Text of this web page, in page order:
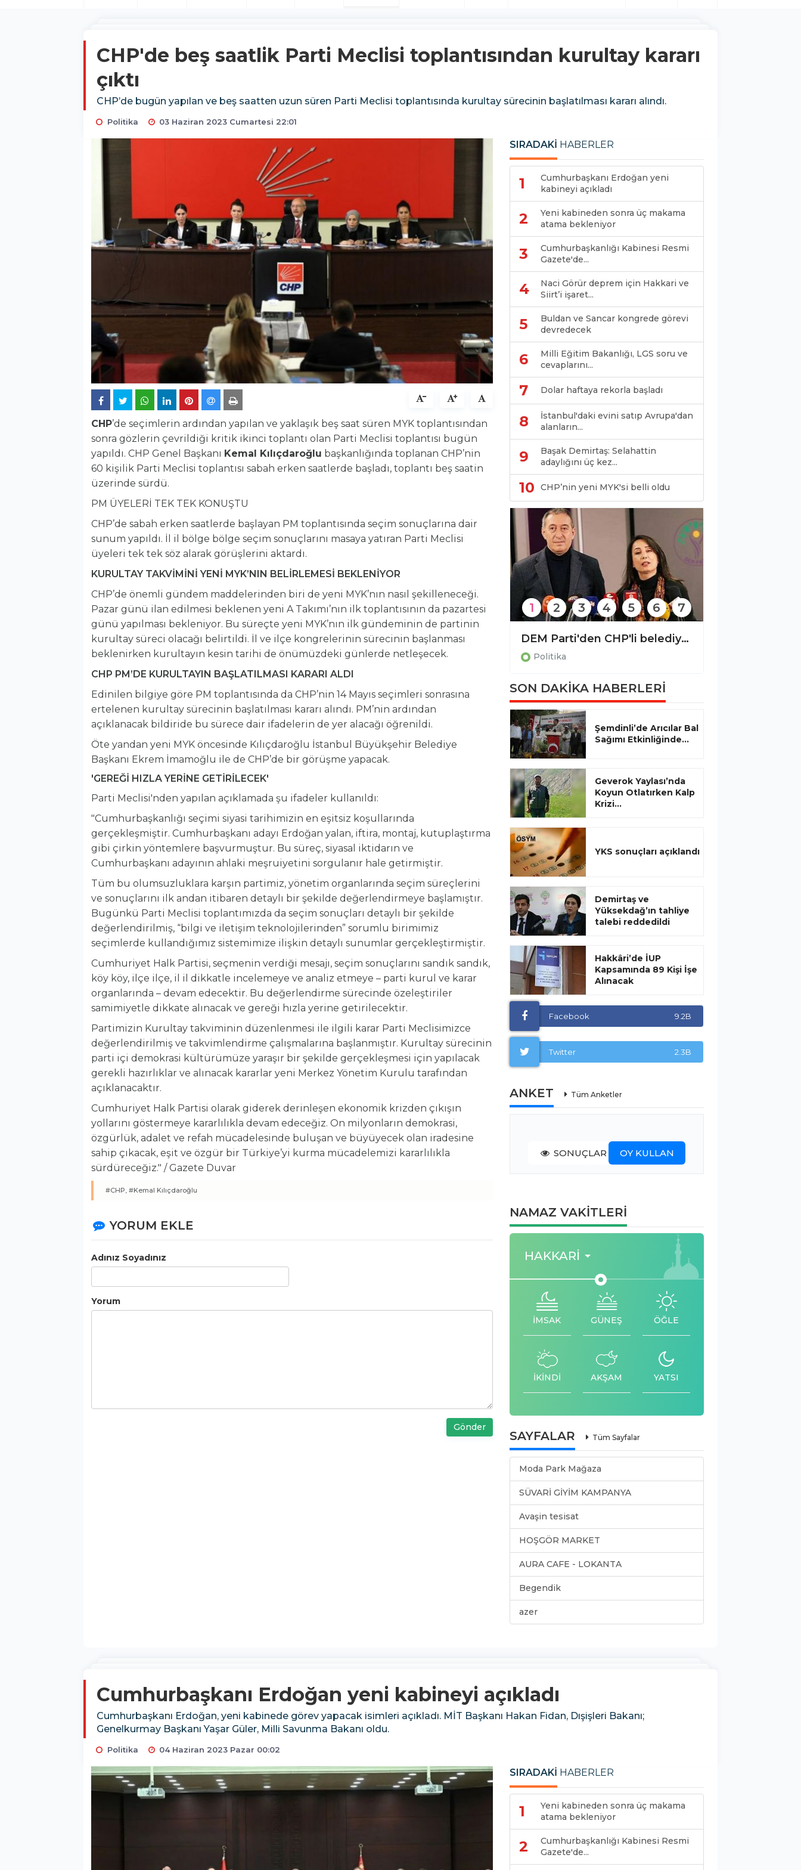
CHP'de beş saatlik Parti Meclisi toplantısından kurultay kararı
çıktı
CHP’de bugün yapılan ve beş saatten uzun süren Parti Meclisi toplantısında kurultay sürecinin başlatılması kararı alındı.
Politika 03 Haziran 2023 Cumartesi 22:01
CHP’de seçimlerin ardından yapılan ve yaklaşık beş saat süren MYK toplantısından
sonra gözlerin çevrildiği kritik ikinci toplantı olan Parti Meclisi toplantısı bugün
yapıldı. CHP Genel Başkanı Kemal Kılıçdaroğlu başkanlığında toplanan CHP’nin
60 kişilik Parti Meclisi toplantısı sabah erken saatlerde başladı, toplantı beş saatin
üzerinde sürdü.
PM ÜYELERİ TEK TEK KONUŞTU
CHP’de sabah erken saatlerde başlayan PM toplantısında seçim sonuçlarına dair
sunum yapıldı. İl il bölge bölge seçim sonuçlarını masaya yatıran Parti Meclisi
üyeleri tek tek söz alarak görüşlerini aktardı.
KURULTAY TAKVİMİNİ YENİ MYK’NIN BELİRLEMESİ BEKLENİYOR
CHP’de önemli gündem maddelerinden biri de yeni MYK’nın nasıl şekilleneceği.
Pazar günü ilan edilmesi beklenen yeni A Takımı’nın ilk toplantısının da pazartesi
günü yapılması bekleniyor. Bu süreçte yeni MYK’nın ilk gündeminin de partinin
kurultay süreci olacağı belirtildi. İl ve ilçe kongrelerinin sürecinin başlanması
beklenirken kurultayın kesin tarihi de önümüzdeki günlerde netleşecek.
CHP PM’DE KURULTAYIN BAŞLATILMASI KARARI ALDI
Edinilen bilgiye göre PM toplantısında da CHP’nin 14 Mayıs seçimleri sonrasına
ertelenen kurultay sürecinin başlatılması kararı alındı. PM’nin ardından
açıklanacak bildiride bu sürece dair ifadelerin de yer alacağı öğrenildi.
Öte yandan yeni MYK öncesinde Kılıçdaroğlu İstanbul Büyükşehir Belediye
Başkanı Ekrem İmamoğlu ile de CHP’de bir görüşme yapacak.
'GEREĞİ HIZLA YERİNE GETİRİLECEK'
Parti Meclisi'nden yapılan açıklamada şu ifadeler kullanıldı:
"Cumhurbaşkanlığı seçimi siyasi tarihimizin en eşitsiz koşullarında
gerçekleşmiştir. Cumhurbaşkanı adayı Erdoğan yalan, iftira, montaj, kutuplaştırma
gibi çirkin yöntemlere başvurmuştur. Bu süreç, siyasal iktidarın ve
Cumhurbaşkanı adayının ahlaki meşruiyetini sorgulanır hale getirmiştir.
Tüm bu olumsuzluklara karşın partimiz, yönetim organlarında seçim süreçlerini
ve sonuçlarını ilk andan itibaren detaylı bir şekilde değerlendirmeye başlamıştır.
Bugünkü Parti Meclisi toplantımızda da seçim sonuçları detaylı bir şekilde
değerlendirilmiş, “bilgi ve iletişim teknolojilerinden” sorumlu birimimiz
seçimlerde kullandığımız sistemimize ilişkin detaylı sunumlar gerçekleştirmiştir.
Cumhuriyet Halk Partisi, seçmenin verdiği mesajı, seçim sonuçlarını sandık sandık,
köy köy, ilçe ilçe, il il dikkatle incelemeye ve analiz etmeye – parti kurul ve karar
organlarında – devam edecektir. Bu değerlendirme sürecinde özeleştiriler
samimiyetle dikkate alınacak ve gereği hızla yerine getirilecektir.
Partimizin Kurultay takviminin düzenlenmesi ile ilgili karar Parti Meclisimizce
değerlendirilmiş ve takvimlendirme çalışmalarına başlanmıştır. Kurultay sürecinin
parti içi demokrasi kültürümüze yaraşır bir şekilde gerçekleşmesi için yapılacak
gerekli hazırlıklar ve alınacak kararlar yeni Merkez Yönetim Kurulu tarafından
açıklanacaktır.
Cumhuriyet Halk Partisi olarak giderek derinleşen ekonomik krizden çıkışın
yollarını göstermeye kararlılıkla devam edeceğiz. On milyonların demokrasi,
özgürlük, adalet ve refah mücadelesinde buluşan ve büyüyecek olan iradesine
sahip çıkacak, eşit ve özgür bir Türkiye’yi kurma mücadelemizi kararlılıkla
sürdüreceğiz." / Gazete Duvar
#CHP, #Kemal Kılıçdaroğlu
YORUM EKLE
Adınız Soyadınız
Yorum
Gönder
SIRADAKİ HABERLER
1
Cumhurbaşkanı Erdoğan yeni
kabineyi açıkladı
2
Yeni kabineden sonra üç makama
atama bekleniyor
3
Cumhurbaşkanlığı Kabinesi Resmi
Gazete'de...
4
Naci Görür deprem için Hakkari ve
Siirt’i işaret...
5
Buldan ve Sancar kongrede görevi
devredecek
6
Milli Eğitim Bakanlığı, LGS soru ve
cevaplarını...
7 Dolar haftaya rekorla başladı
8
İstanbul'daki evini satıp Avrupa'dan
alanların...
9
Başak Demirtaş: Selahattin
adaylığını üç kez...
10 CHP’nin yeni MYK'si belli oldu
Politika
DEM Parti'den CHP'li belediyelere yönelik operasyona tepki
Politika
1 2 3 4 5 6 7
SON DAKİKA HABERLERİ
Şemdinli’de Arıcılar Bal
Sağımı Etkinliğinde...
Geverok Yaylası’nda
Koyun Otlatırken Kalp
Krizi...
YKS sonuçları açıklandı
Demirtaş ve
Yüksekdağ’ın tahliye
talebi reddedildi
Hakkâri’de İUP
Kapsamında 89 Kişi İşe
Alınacak
Facebook 9.2B
Twitter 2.3B
ANKET Tüm Anketler
SONUÇLAR OY KULLAN
NAMAZ VAKİTLERİ
HAKKARI
İMSAK GÜNEŞ ÖĞLE
İKİNDİ AKŞAM YATSI
SAYFALAR Tüm Sayfalar
Moda Park Mağaza
SÜVARİ GİYİM KAMPANYA
Avaşin tesisat
HOŞGÖR MARKET
AURA CAFE - LOKANTA
Begendik
azer
Cumhurbaşkanı Erdoğan yeni kabineyi açıkladı
Cumhurbaşkanı Erdoğan, yeni kabinede görev yapacak isimleri açıkladı. MİT Başkanı Hakan Fidan, Dışişleri Bakanı;
Genelkurmay Başkanı Yaşar Güler, Milli Savunma Bakanı oldu.
Politika 04 Haziran 2023 Pazar 00:02
SIRADAKİ HABERLER
1
Yeni kabineden sonra üç makama
atama bekleniyor
2
Cumhurbaşkanlığı Kabinesi Resmi
Gazete'de...